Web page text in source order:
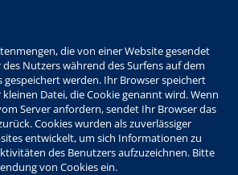
die von einer Website gesendet
Nutzers während des Surfens auf dem
werden. Ihr Browser speichert
Datei, die Cookie genannt wird. Wenn
Server anfordern, sendet Ihr Browser das
Cookies wurden als zuverlässiger
entwickelt, um sich Informationen zu
des Benutzers aufzuzeichnen. Bitte
von Cookies ein.
Aktuelles Warenkorb Login
Ansprechpersonen Kontakt Sitemap